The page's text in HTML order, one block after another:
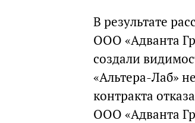
В результате
ООО «Адванта
создали
«Альтера-Лаб»
контракта
ООО «Адванта